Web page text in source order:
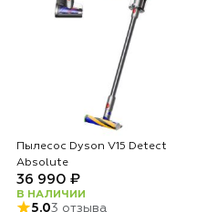
Пылесос Dyson V15 Detect
Absolute
36 990 ₽
В НАЛИЧИИ
5.03 отзыва